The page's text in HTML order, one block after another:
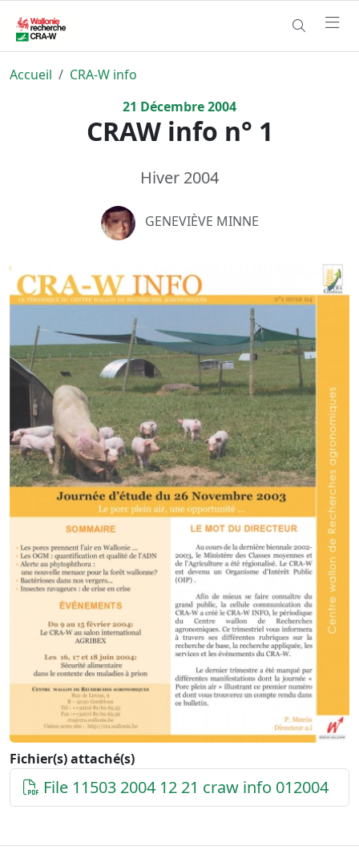
Accueil
CRA-W info
21 Décembre2004
CRAW info n° 1
Hiver 2004
GENEVIÈVE MINNE
Fichier(s) attaché(s)
File 11503 2004 12 21 craw info 012004